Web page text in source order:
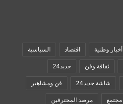
أخبار وطنية اقتصاد السياسية
ثقافة وفن جديد24
شاشة جديد24 فن ومشاهير
مجتمع مرصد المحترفين